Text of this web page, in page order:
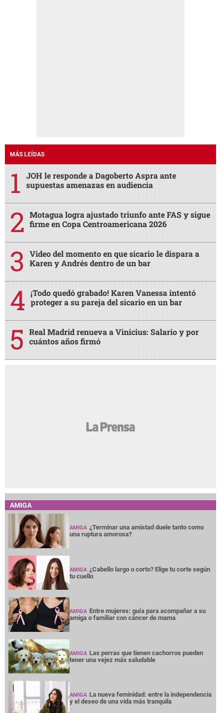
MÁS LEÍDAS
JOH le responde a Dagoberto Aspra ante
supuestas amenazas en audiencia
Motagua logra ajustado triunfo ante FAS y sigue
firme en Copa Centroamericana 2026
Video del momento en que sicario le dispara a
Karen y Andrés dentro de un bar
¡Todo quedó grabado! Karen Vanessa intentó
proteger a su pareja del sicario en un bar
Real Madrid renueva a Vinicius: Salario y por
cuántos años firmó
AMIGA
AMIGA ¿Terminar una amistad duele tanto como
una ruptura amorosa?
AMIGA ¿Cabello largo o corto? Elige tu corte según
tu cuello
AMIGA Entre mujeres: guía para acompañar a su
amiga o familiar con cáncer de mama
AMIGA Las perras que tienen cachorros pueden
tener una vejez más saludable
AMIGA La nueva feminidad: entre la independencia
y el deseo de una vida más tranquila